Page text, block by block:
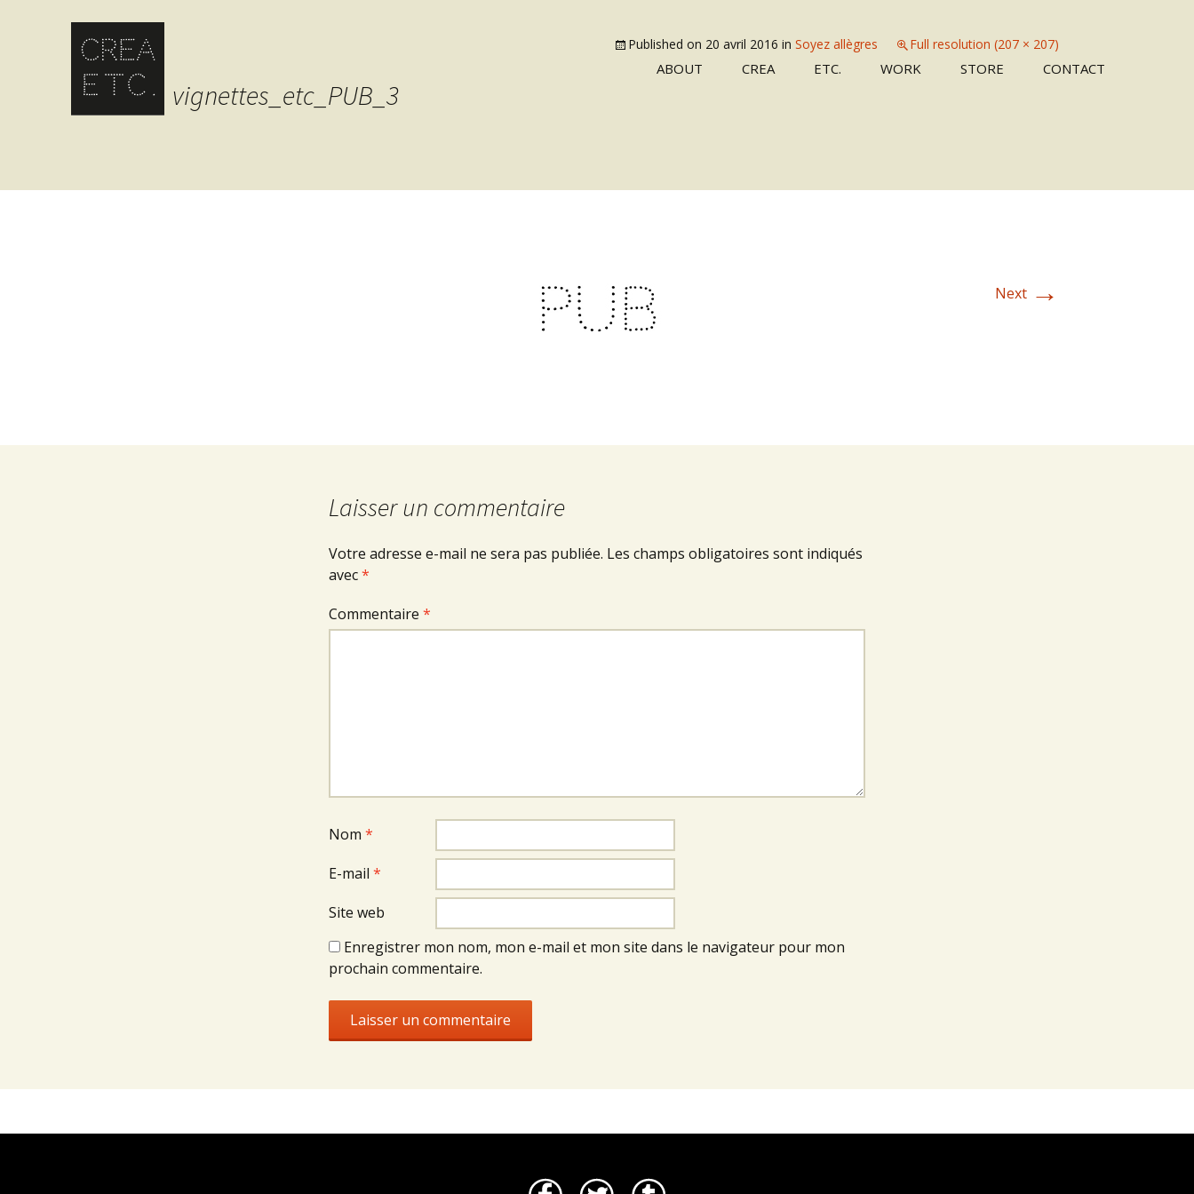
ABOUT CREA ETC. WORK STORE CONTACT
vignettes_etc_PUB_3
Published on 20 avril 2016 in Soyez allègres Full resolution (207 × 207)
Next →
Laisser un commentaire
Votre adresse e-mail ne sera pas publiée. Les champs obligatoires sont indiqués
avec*
Commentaire *
Nom *
E-mail *
Site web
Enregistrer mon nom, mon e-mail et mon site dans le navigateur pour mon
prochain commentaire.